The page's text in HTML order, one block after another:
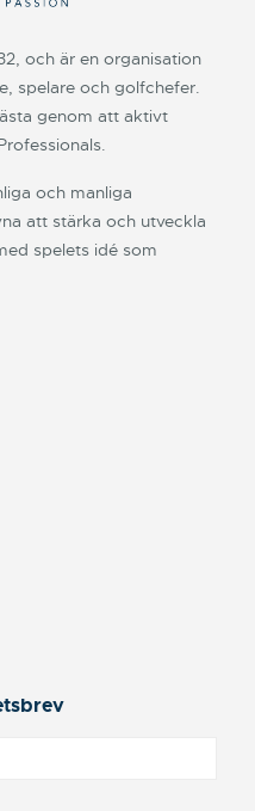
och är en organisation
spelare och golfchefer.
genom att aktivt
och manliga
att stärka och utveckla
spelets idé som